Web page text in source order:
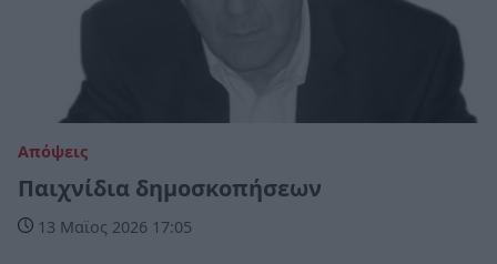
Απόψεις
Παιχνίδια δημοσκοπήσεων
13 Μαϊος 2026 17:05